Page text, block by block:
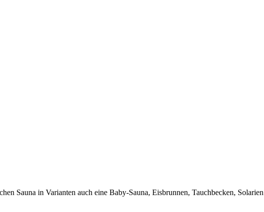
Sauna in Varianten auch eine Baby-Sauna, Eisbrunnen, Tauchbecken,